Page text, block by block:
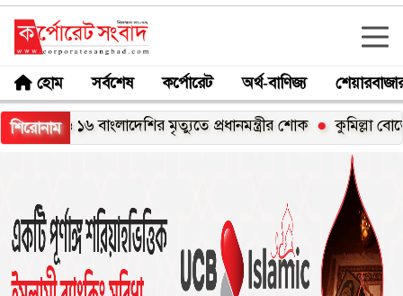
হোম সর্বশেষ কর্পোরেট অর্থ-বাণিজ্য
শিরোনাম
১৬ বাংলাদেশির মৃত্যুতে প্রধানমন্ত্রীর শোক কুমিল্লা বোর্ডে